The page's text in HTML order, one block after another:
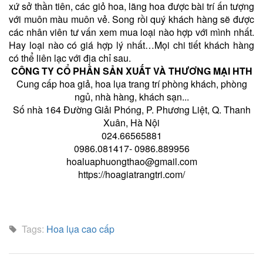
xứ sở thần tiên, các giỏ hoa, lãng hoa được bài trí ấn tượng
với muôn màu muôn vẻ. Song rồi quý khách hàng sẽ được
các nhân viên tư vấn xem mua loại nào hợp với mình nhất.
Hay loại nào có giá hợp lý nhất…Mọi chi tiết khách hàng
có thể liên lạc với địa chỉ sau.
CÔNG TY CỔ PHẦN SẢN XUẤT VÀ THƯƠNG MẠI HTH
Cung cấp hoa giả, hoa lụa trang trí phòng khách, phòng
ngủ, nhà hàng, khách sạn...
Số nhà 164 Đường Giải Phóng, P. Phương Liệt, Q. Thanh
Xuân, Hà Nội
024.66565881
0986.081417- 0986.889956
hoaluaphuongthao@gmail.com
https://hoagiatrangtri.com/
Tags: Hoa lụa cao cấp